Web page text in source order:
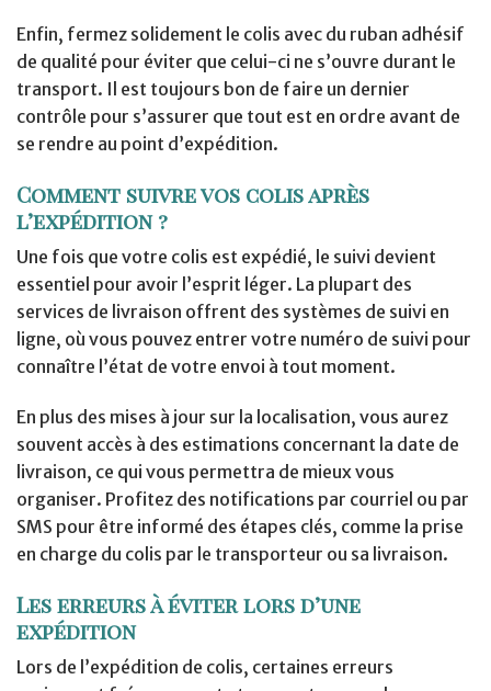
Enfin, fermez solidement le colis avec du ruban adhésif
de qualité pour éviter que celui-ci ne s’ouvre durant le
transport. Il est toujours bon de faire un dernier
contrôle pour s’assurer que tout est en ordre avant de
se rendre au point d’expédition.
Comment suivre vos colis après
l’expédition ?
Une fois que votre colis est expédié, le suivi devient
essentiel pour avoir l’esprit léger. La plupart des
services de livraison offrent des systèmes de suivi en
ligne, où vous pouvez entrer votre numéro de suivi pour
connaître l’état de votre envoi à tout moment.
En plus des mises à jour sur la localisation, vous aurez
souvent accès à des estimations concernant la date de
livraison, ce qui vous permettra de mieux vous
organiser. Profitez des notifications par courriel ou par
SMS pour être informé des étapes clés, comme la prise
en charge du colis par le transporteur ou sa livraison.
Les erreurs à éviter lors d’une
expédition
Lors de l’expédition de colis, certaines erreurs